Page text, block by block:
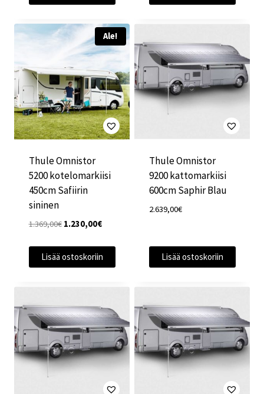
Ale!
Thule Omnistor
5200 kotelomarkiisi
450cm Safiirin
sininen
1.369,00€ Alkuperäinen
1.230,00€Nykyinen
1.230,00€.
Lisää ostoskoriin
Thule Omnistor
9200 kattomarkiisi
600cm Saphir Blau
2.639,00€
Lisää ostoskoriin